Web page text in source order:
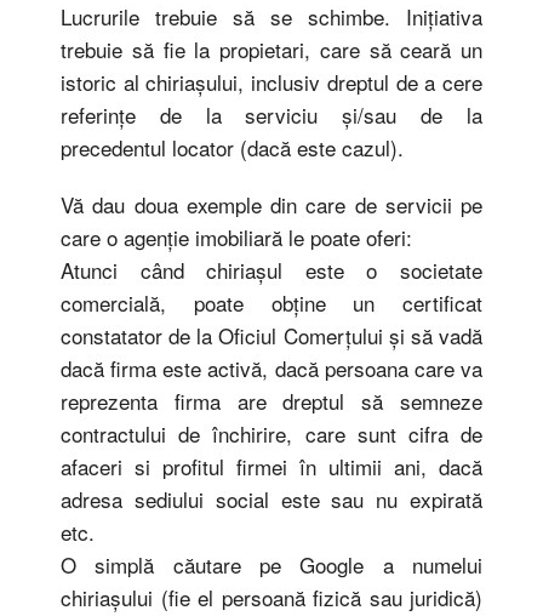
Lucrurile trebuie să se schimbe. Iniţiativa
trebuie să fie la propietari, care să ceară un
istoric al chiriaşului, inclusiv dreptul de a cere
referinţe de la serviciu şi/sau de la
precedentul locator (dacă este cazul).
Vă dau doua exemple din care de servicii pe
care o agenţie imobiliară le poate oferi:
Atunci când chiriaşul este o societate
comercială, poate obţine un certificat
constatator de la Oficiul Comerţului şi să vadă
dacă firma este activă, dacă persoana care va
reprezenta firma are dreptul să semneze
contractului de închirire, care sunt cifra de
afaceri si profitul firmei în ultimii ani, dacă
adresa sediului social este sau nu expirată
etc.
O simplă căutare pe Google a numelui
chiriaşului (fie el persoană fizică sau juridică)